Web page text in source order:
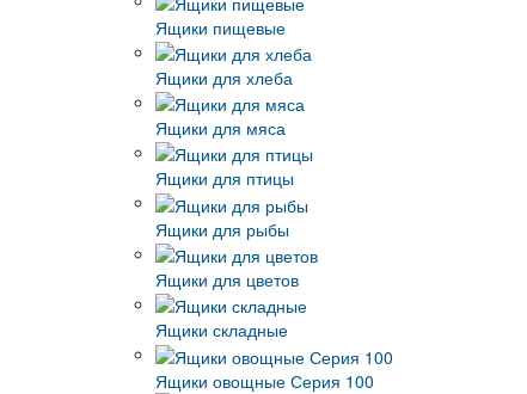
Ящики пищевые
Ящики для хлеба
Ящики для мяса
Ящики для птицы
Ящики для рыбы
Ящики для цветов
Ящики складные
Ящики овощные Серия 100